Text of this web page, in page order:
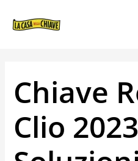
Chiave
Clio
ARTICOLI